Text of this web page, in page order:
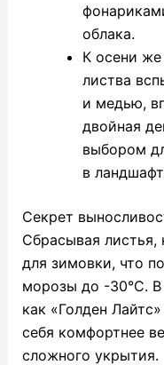
облака.
К осени же
листва
и медью,
двойная
выбором
в
Секрет
Сбрасывая листья,
для зимовки, что
морозы до -30°C.
как «Голден
себя комфортнее
сложного укрытия.